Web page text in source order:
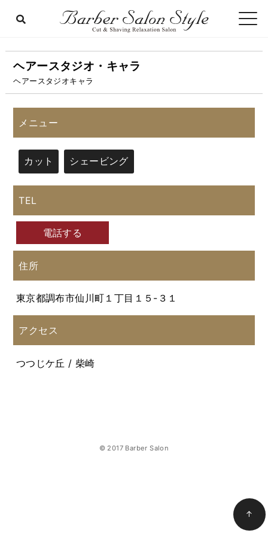
ヘアースタジオ・キャラ
ヘアースタジオキャラ
メニュー
カット シェービング
TEL
電話する
住所
東京都調布市仙川町１丁目１５-３１
アクセス
つつじケ丘 / 柴崎
© 2017 Barber Salon
↑